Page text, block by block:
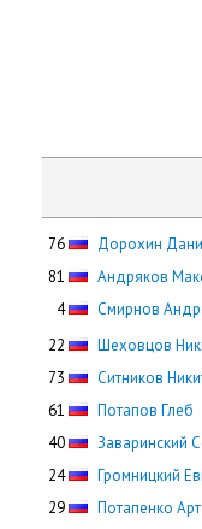
76 Дорохин
81
Андряков
4
Смирнов
22
Шеховцов
73
Ситников
61
Потапов Глеб
40
Заваринский
24
Громницкий
29
Потапенко